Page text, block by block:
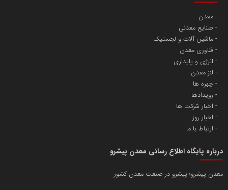
معدن
صنایع معدنی
ماشین آلات و لجستیک
فناوری معدن
انرژی و پایداری
لنز معدن
چهره ها
رویدادها
اخبار شرکت ها
اخبار روز
ارتباط با ما
درباره پایگاه اطلاع رسانی معدن پیشرو
معدن پیشرو؛ پیشرو در صنعت معدن کشور